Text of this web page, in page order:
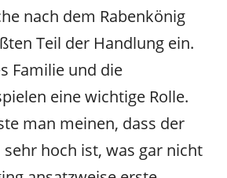
nach dem Rabenkönig
Teil der Handlung ein.
Familie und die
eine wichtige Rolle.
man meinen, dass der
hoch ist, was gar nicht